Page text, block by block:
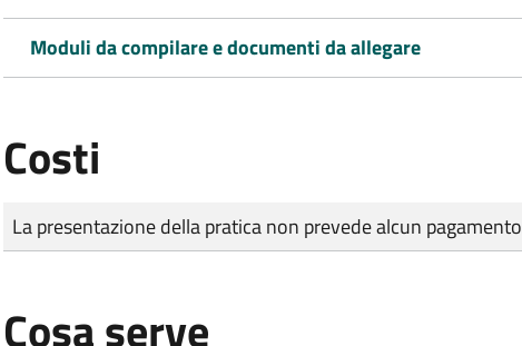
Moduli da compilare e documenti da allegare
Costi
Tipo di pagamento
Importo
La presentazione della pratica non prevede alcun pagamento
Cosa serve